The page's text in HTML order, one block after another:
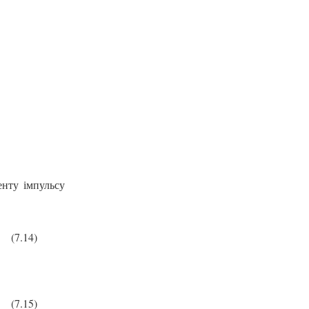
імпульсу
(7.14)
(7.15)